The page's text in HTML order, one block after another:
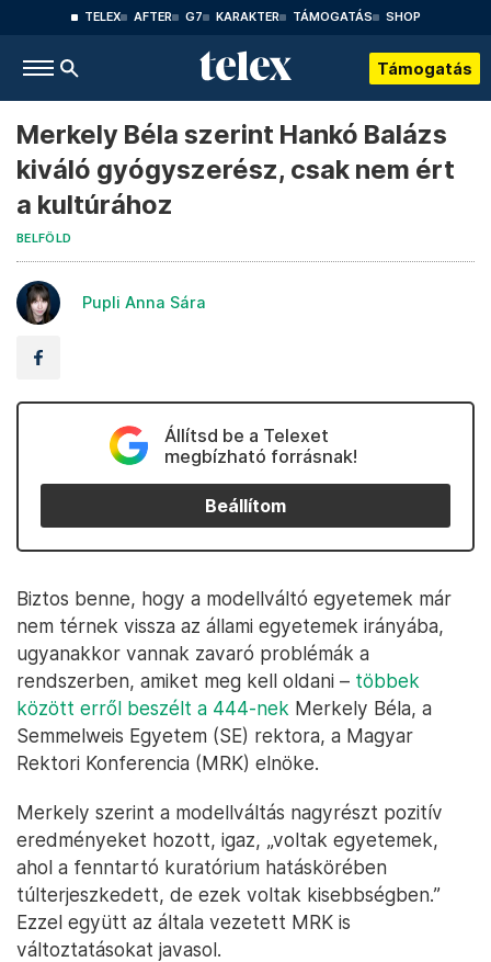
TELEX AFTER G7 KARAKTER TÁMOGATÁS SHOP
Támogatás
Merkely Béla szerint Hankó Balázs
kiváló gyógyszerész, csak nem ért
a kultúrához
BELFÖLD
Pupli Anna Sára
Állítsd be a Telexet
megbízható forrásnak!
Beállítom
Biztos benne, hogy a modellváltó egyetemek már
nem térnek vissza az állami egyetemek irányába,
ugyanakkor vannak zavaró problémák a
rendszerben, amiket meg kell oldani – többek
között erről beszélt a 444-nek Merkely Béla, a
Semmelweis Egyetem (SE) rektora, a Magyar
Rektori Konferencia (MRK) elnöke.
Merkely szerint a modellváltás nagyrészt pozitív
eredményeket hozott, igaz, „voltak egyetemek,
ahol a fenntartó kuratórium hatáskörében
túlterjeszkedett, de ezek voltak kisebbségben.”
Ezzel együtt az általa vezetett MRK is
változtatásokat javasol.